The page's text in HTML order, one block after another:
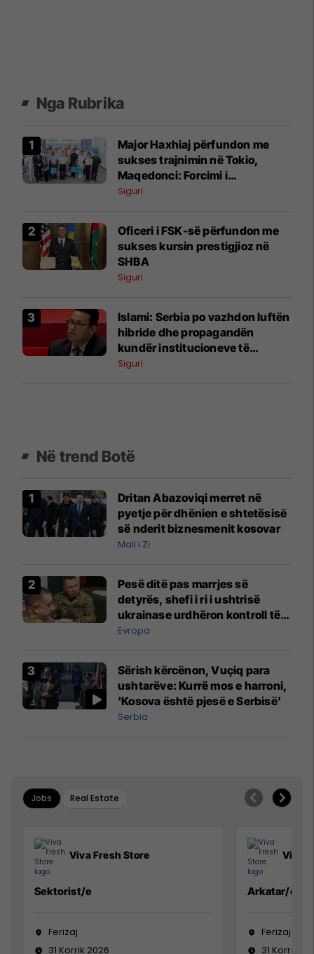
Nga Rubrika
Major Haxhiaj përfundon me
sukses trajnimin në Tokio,
Maqedonci: Forcimi i
kapaciteteve të FSK-së prioritet
Siguri
Oficeri i FSK-së përfundon me
sukses kursin prestigjioz në
SHBA
Siguri
Islami: Serbia po vazhdon luftën
hibride dhe propagandën
kundër institucioneve të
Kosovës
Siguri
Në trend Botë
Dritan Abazoviqi merret në
pyetje për dhënien e shtetësisë
së nderit biznesmenit kosovar
Mali i Zi
Pesë ditë pas marrjes së
detyrës, shefi i ri i ushtrisë
ukrainase urdhëron kontroll të
madh
Evropa
Sërish kërcënon, Vuçiq para
ushtarëve: Kurrë mos e harroni,
'Kosova është pjesë e Serbisë'
Serbia
Jobs Real Estate
Viva Fresh Store
Sektorist/e
Ferizaj
31 Korrik 2026
Viva
Arkatar/e
Ferizaj
31 Korrik